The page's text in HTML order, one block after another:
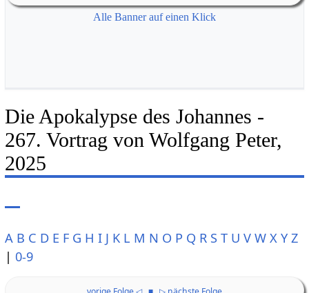
Alle Banner auf einen Klick
Die Apokalypse des Johannes -
267. Vortrag von Wolfgang Peter,
2025
A B C D E F G H I J K L M N O P Q R S T U V W X Y Z
| 0-9